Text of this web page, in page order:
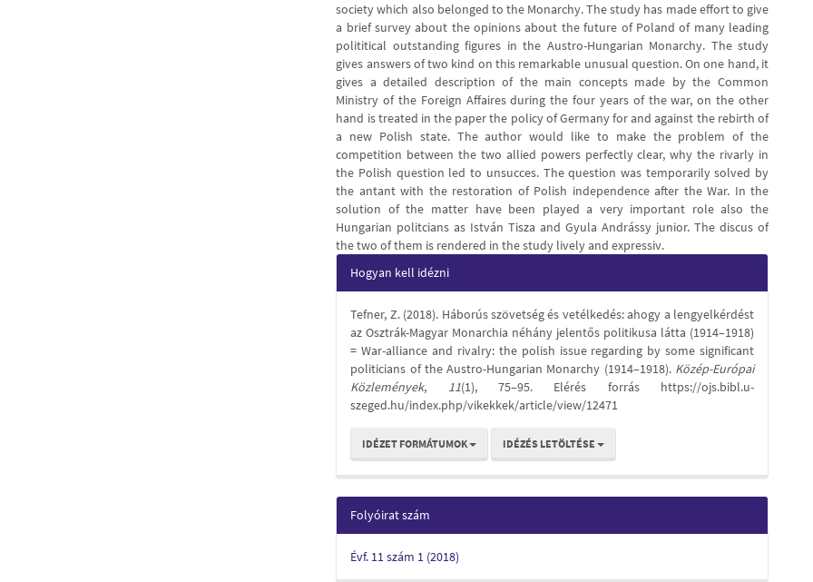
society which also belonged to the Monarchy. The study has made effort to give
a brief survey about the opinions about the future of Poland of many leading
polititical outstanding figures in the Austro-Hungarian Monarchy. The study
gives answers of two kind on this remarkable unusual question. On one hand, it
gives a detailed description of the main concepts made by the Common
Ministry of the Foreign Affaires during the four years of the war, on the other
hand is treated in the paper the policy of Germany for and against the rebirth of
a new Polish state. The author would like to make the problem of the
competition between the two allied powers perfectly clear, why the rivarly in
the Polish question led to unsucces. The question was temporarily solved by
the antant with the restoration of Polish independence after the War. In the
solution of the matter have been played a very important role also the
Hungarian politcians as István Tisza and Gyula Andrássy junior. The discus of
the two of them is rendered in the study lively and expressiv.
Article
Details
Hogyan kell idézni
Tefner, Z. (2018). Háborús szövetség és vetélkedés: ahogy a lengyelkérdést
az Osztrák-Magyar Monarchia néhány jelentős politikusa látta (1914–1918)
= War-alliance and rivalry: the polish issue regarding by some significant
politicians of the Austro-Hungarian Monarchy (1914–1918). Közép-Európai
Közlemények, 11(1), 75–95. Elérés forrás https://ojs.bibl.u-
szeged.hu/index.php/vikekkek/article/view/12471
IDÉZET FORMÁTUMOK IDÉZÉS LETÖLTÉSE
Folyóirat szám
Évf. 11 szám 1 (2018)